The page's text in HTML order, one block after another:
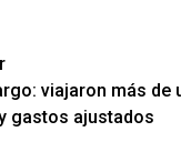
viajaron más
gastos ajustados